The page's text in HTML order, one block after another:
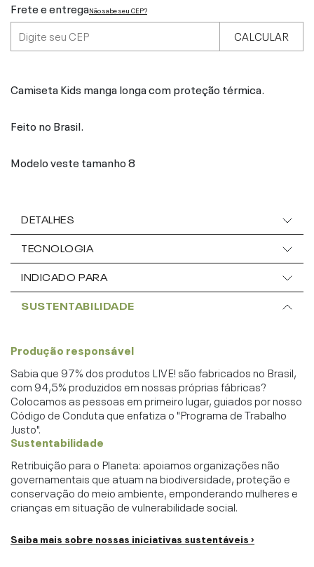
Frete e entregaNão sabe seu CEP?
CALCULAR
Camiseta Kids manga longa com proteção térmica.
Feito no Brasil.
Modelo veste tamanho 8
DETALHES
TECNOLOGIA
INDICADO PARA
SUSTENTABILIDADE
Produção responsável
Sabia que 97% dos produtos LIVE! são fabricados no Brasil,
com 94,5% produzidos em nossas próprias fábricas?
Colocamos as pessoas em primeiro lugar, guiados por nosso
Código de Conduta que enfatiza o "Programa de Trabalho
Justo".
Sustentabilidade
Retribuição para o Planeta: apoiamos organizações não
governamentais que atuam na biodiversidade, proteção e
conservação do meio ambiente, emponderando mulheres e
crianças em situação de vulnerabilidade social.
Saiba mais sobre nossas iniciativas sustentáveis ›